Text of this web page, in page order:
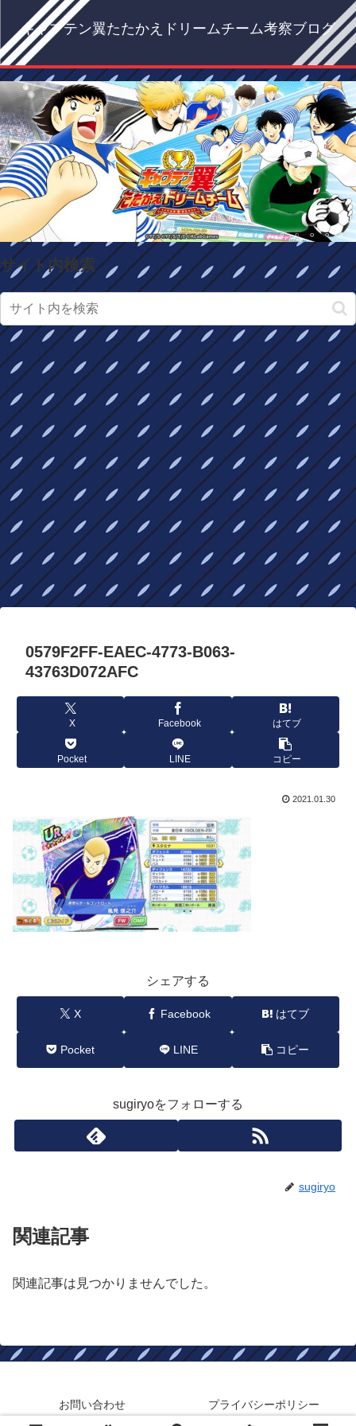
キャプテン翼たたかえドリームチーム考察ブログ
サイト内検索
0579F2FF-EAEC-4773-B063-
43763D072AFC
X Facebook はてブ
Pocket LINE コピー
2021.01.30
シェアする
X Facebook はてブ
Pocket LINE コピー
sugiryoをフォローする
sugiryo
関連記事
関連記事は見つかりませんでした。
お問い合わせ プライバシーポリシー